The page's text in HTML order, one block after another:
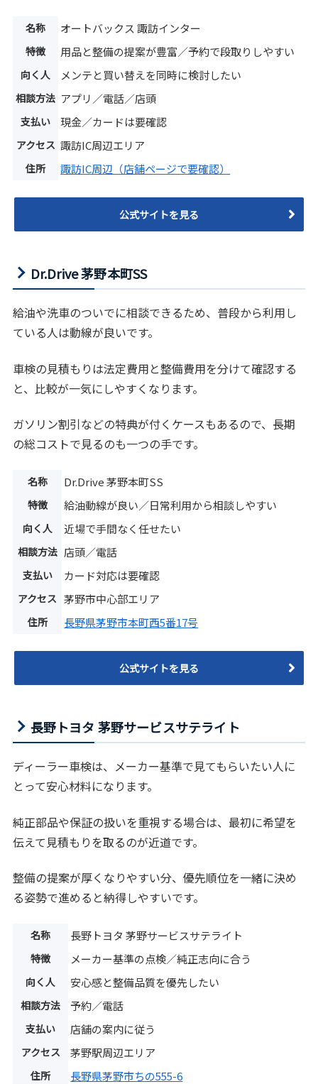
名称 オートバックス 諏訪インター
特徴 用品と整備の提案が豊富／予約で段取りしやすい
向く人 メンテと買い替えを同時に検討したい
相談方法 アプリ／電話／店頭
支払い 現金／カードは要確認
アクセス 諏訪IC周辺エリア
住所 諏訪IC周辺（店舗ページで要確認）
公式サイトを見る
Dr.Drive 茅野本町SS
給油や洗車のついでに相談できるため、普段から利用し
ている人は動線が良いです。
車検の見積もりは法定費用と整備費用を分けて確認する
と、比較が一気にしやすくなります。
ガソリン割引などの特典が付くケースもあるので、長期
の総コストで見るのも一つの手です。
名称 Dr.Drive 茅野本町SS
特徴 給油動線が良い／日常利用から相談しやすい
向く人 近場で手間なく任せたい
相談方法 店頭／電話
支払い カード対応は要確認
アクセス 茅野市中心部エリア
住所 長野県茅野市本町西5番17号
公式サイトを見る
長野トヨタ 茅野サービスサテライト
ディーラー車検は、メーカー基準で見てもらいたい人に
とって安心材料になります。
純正部品や保証の扱いを重視する場合は、最初に希望を
伝えて見積もりを取るのが近道です。
整備の提案が厚くなりやすい分、優先順位を一緒に決め
る姿勢で進めると納得しやすいです。
名称 長野トヨタ 茅野サービスサテライト
特徴 メーカー基準の点検／純正志向に合う
向く人 安心感と整備品質を優先したい
相談方法 予約／電話
支払い 店舗の案内に従う
アクセス 茅野駅周辺エリア
住所 長野県茅野市ちの555-6